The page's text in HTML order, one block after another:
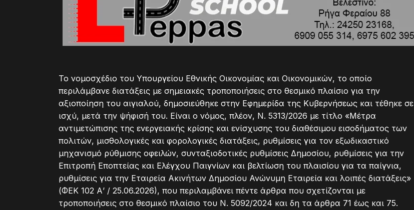
Το νομοσχέδιο του Υπουργείου Εθνικής Οικονομίας και Οικονομικών, το οποίο
περιλάμβανε διατάξεις με σημειακές τροποποιήσεις στο θεσμικό πλαίσιο για την
αξιοποίηση του αιγιαλού, δημοσιεύθηκε στην Εφημερίδα της Κυβερνήσεως και τέθηκε σε
ισχύ, μετά την ψήφισή του. Είναι ο νόμος, πλέον, Ν. 5313/2026 με τίτλο «Μέτρα
αντιμετώπισης της ενεργειακής κρίσης και ενίσχυσης του διαθέσιμου εισοδήματος των
πολιτών, μισθολογικές και φορολογικές διατάξεις, ρυθμίσεις για τον εξωδικαστικό
μηχανισμό ρύθμισης οφειλών, συνταξιοδοτικές ρυθμίσεις Δημοσίου, ρυθμίσεις για την
Επιτροπή Εποπτείας και Ελέγχου Παιγνίων και βελτίωση του πλαισίου για τα παίγνια,
ρυθμίσεις για την Εταιρεία Ακινήτων Δημοσίου Ανώνυμη Εταιρεία και λοιπές διατάξεις»
(ΦΕΚ 102 Α’ / 25.06.2026), που περιλαμβάνει πέντε άρθρα που σχετίζονται με
τροποποιήσεις στο θεσμικό πλαίσιο του Ν. 5092/2024 και δη τα άρθρα 71 έως και 75.